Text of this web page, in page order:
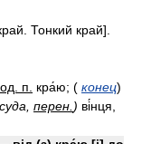
Тонкий край].
п. кра́ю; ( конец)
перен. ) ві́нця,